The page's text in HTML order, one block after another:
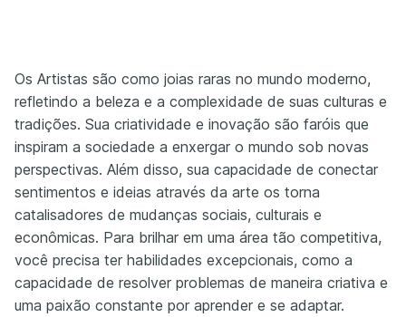
Os Artistas são como joias raras no mundo moderno,
refletindo a beleza e a complexidade de suas culturas e
tradições. Sua criatividade e inovação são faróis que
inspiram a sociedade a enxergar o mundo sob novas
perspectivas. Além disso, sua capacidade de conectar
sentimentos e ideias através da arte os torna
catalisadores de mudanças sociais, culturais e
econômicas. Para brilhar em uma área tão competitiva,
você precisa ter habilidades excepcionais, como a
capacidade de resolver problemas de maneira criativa e
uma paixão constante por aprender e se adaptar.